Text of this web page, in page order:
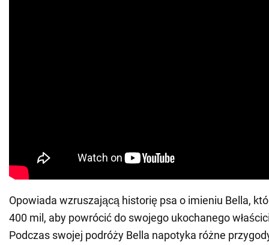
Opowiada wzruszającą historię psa o imieniu Bella,
400 mil, aby powrócić do swojego ukochanego
Podczas swojej podróży Bella napotyka różne